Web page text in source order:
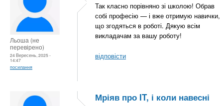
Льоша (не
перевірено)
24 Вересень, 2025 -
14:47
посилання
Так класно порівняно зі школою! Обрав
собі професію — і вже отримую навички,
що згодяться в роботі. Дякую всім
викладачам за вашу роботу!
відповісти
Мріяв про IT, і коли навесні